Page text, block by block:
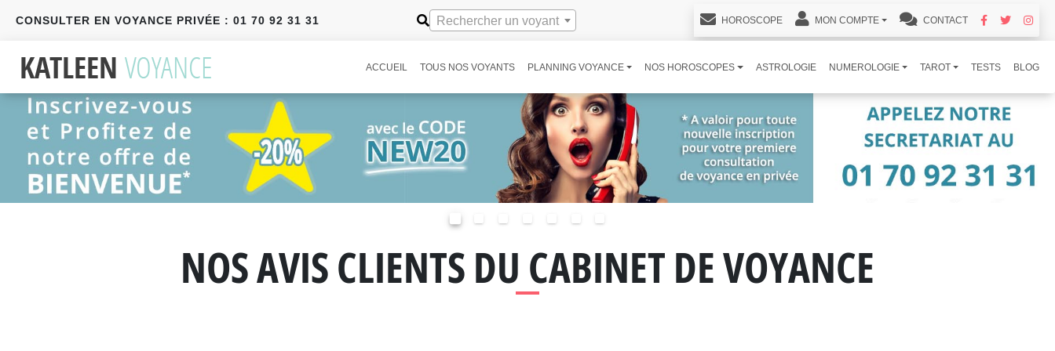
CONSULTER EN VOYANCE PRIVÉE : 01 70 92 31 31 Rechercher un voyant HOROSCOPE MON COMPTE CONTACT
ACCUEIL TOUS NOS VOYANTS PLANNING VOYANCE NOS HOROSCOPES ASTROLOGIE NUMEROLOGIE TAROT TESTS BLOG
NOS AVIS CLIENTS DU CABINET DE VOYANCE